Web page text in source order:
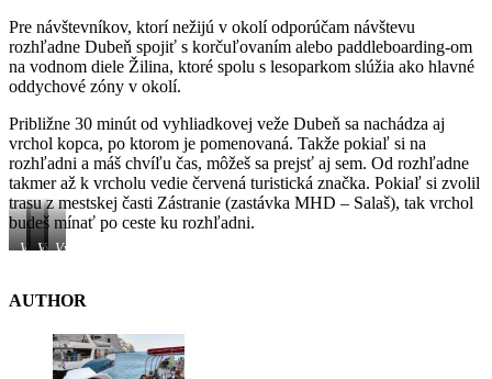
Pre návštevníkov, ktorí nežijú v okolí odporúčam návštevu
rozhľadne Dubeň spojiť s korčuľovaním alebo paddleboarding-om
na vodnom diele Žilina, ktoré spolu s lesoparkom slúžia ako hlavné
oddychové zóny v okolí.
Približne 30 minút od vyhliadkovej veže Dubeň sa nachádza aj
vrchol kopca, po ktorom je pomenovaná. Takže pokiaľ si na
rozhľadni a máš chvíľu čas, môžeš sa prejsť aj sem. Od rozhľadne
takmer až k vrcholu vedie červená turistická značka. Pokiaľ si zvolil
trasu z mestskej časti Zástranie (zastávka MHD – Salaš), tak vrchol
budeš mínať po ceste ku rozhľadni.
Výhľad
dielo
Smerovník
Vyhliadková
Výhľad
AUTHOR